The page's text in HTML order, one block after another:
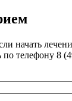
начать
телефону 8